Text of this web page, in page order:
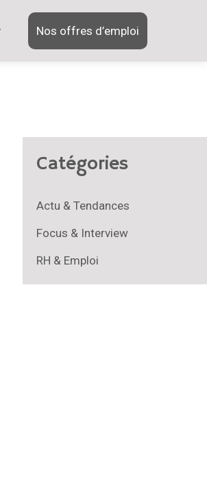
Nos offres d’emploi
Catégories
Actu & Tendances
Focus & Interview
RH & Emploi